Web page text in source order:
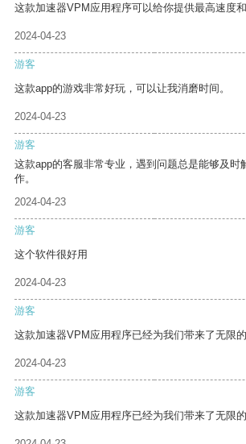
这款加速器VPM应用程序可以给你提供最高速度和
2024-04-23
游客
这款app的游戏非常好玩，可以让我消磨时间。
2024-04-23
游客
这款app的客服非常专业，遇到问题总是能够及时
作。
2024-04-23
游客
这个软件很好用
2024-04-23
游客
这款加速器VPM应用程序已经为我们带来了无限的
2024-04-23
游客
这款加速器VPM应用程序已经为我们带来了无限的